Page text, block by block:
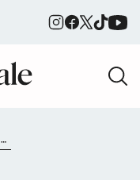
A-ROMA-SONO-STATI-FERMATI-14-ATTIVISTI-DI-ULTIMA-GENERAZIONE-TRATTENUTI-PER-OLTRE-QUATTRO-ORE-IN-CELLA